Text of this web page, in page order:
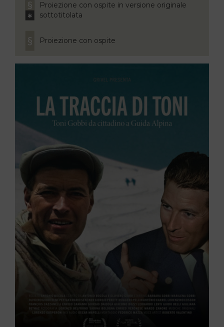
Proiezione con ospite in versione originale
sottotitolata
Proiezione con ospite